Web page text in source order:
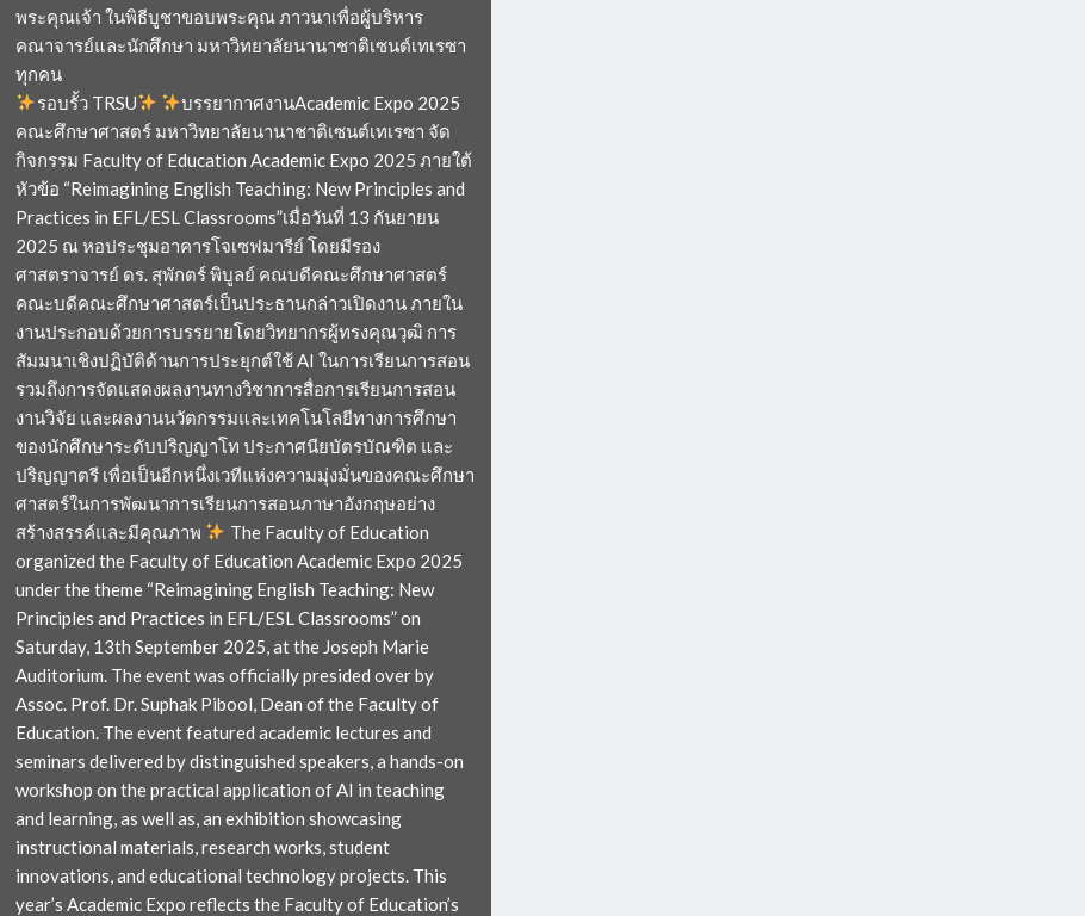
พระคุณเจ้า ในพิธีบูชาขอบพระคุณ ภาวนาเพื่อผู้บริหาร
คณาจารย์และนักศึกษา มหาวิทยาลัยนานาชาติเซนต์เทเรซา
ทุกคน
รอบรั้ว TRSU
บรรยากาศงานAcademic Expo 2025
คณะศึกษาศาสตร์ มหาวิทยาลัยนานาชาติเซนต์เทเรซา จัด
กิจกรรม Faculty of Education Academic Expo 2025 ภายใต้
หัวข้อ “Reimagining English Teaching: New Principles and
Practices in EFL/ESL Classrooms”เมื่อวันที่ 13 กันยายน
2025 ณ หอประชุมอาคารโจเซฟมารีย์ โดยมีรอง
ศาสตราจารย์ ดร. สุพักตร์ พิบูลย์ คณบดีคณะศึกษาศาสตร์
คณะบดีคณะศึกษาศาสตร์เป็นประธานกล่าวเปิดงาน ภายใน
งานประกอบด้วยการบรรยายโดยวิทยากรผู้ทรงคุณวุฒิ การ
สัมมนาเชิงปฏิบัติด้านการประยุกต์ใช้ AI ในการเรียนการสอน
รวมถึงการจัดแสดงผลงานทางวิชาการสื่อการเรียนการสอน
งานวิจัย และผลงานนวัตกรรมและเทคโนโลยีทางการศึกษา
ของนักศึกษาระดับปริญญาโท ประกาศนียบัตรบัณฑิต และ
ปริญญาตรี เพื่อเป็นอีกหนึ่งเวทีแห่งความมุ่งมั่นของคณะศึกษา
ศาสตร์ในการพัฒนาการเรียนการสอนภาษาอังกฤษอย่าง
สร้างสรรค์และมีคุณภาพ
The Faculty of Education
organized the Faculty of Education Academic Expo 2025
under the theme “Reimagining English Teaching: New
Principles and Practices in EFL/ESL Classrooms” on
Saturday, 13th September 2025, at the Joseph Marie
Auditorium. The event was officially presided over by
Assoc. Prof. Dr. Suphak Pibool, Dean of the Faculty of
Education. The event featured academic lectures and
seminars delivered by distinguished speakers, a hands-on
workshop on the practical application of AI in teaching
and learning, as well as, an exhibition showcasing
instructional materials, research works, student
innovations, and educational technology projects. This
year’s Academic Expo reflects the Faculty of Education’s